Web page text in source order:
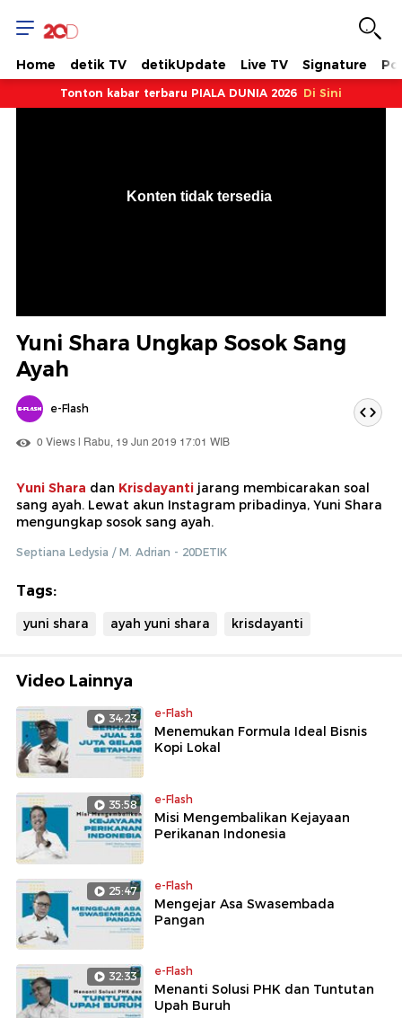
Home detik TV detikUpdate Live TV Signature
Tonton kabar terbaru PIALA DUNIA 2026 Di Sini
Konten tidak tersedia
Yuni Shara Ungkap Sosok Sang
Ayah
e-Flash
0 Views | Rabu, 19 Jun 2019 17:01 WIB
Yuni Shara dan Krisdayanti jarang membicarakan soal
sang ayah. Lewat akun Instagram pribadinya, Yuni Shara
mengungkap sosok sang ayah.
Septiana Ledysia / M. Adrian - 20DETIK
Tags:
yuni shara ayah yuni shara krisdayanti
Video Lainnya
34:23 e-Flash
Menemukan Formula Ideal Bisnis
Kopi Lokal
35:58 e-Flash
Misi Mengembalikan Kejayaan
Perikanan Indonesia
25:47 e-Flash
Mengejar Asa Swasembada
Pangan
32:33 e-Flash
Menanti Solusi PHK dan Tuntutan
Upah Buruh